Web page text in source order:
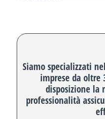
Siamo specializzati
imprese da
disposizione la
professionalità